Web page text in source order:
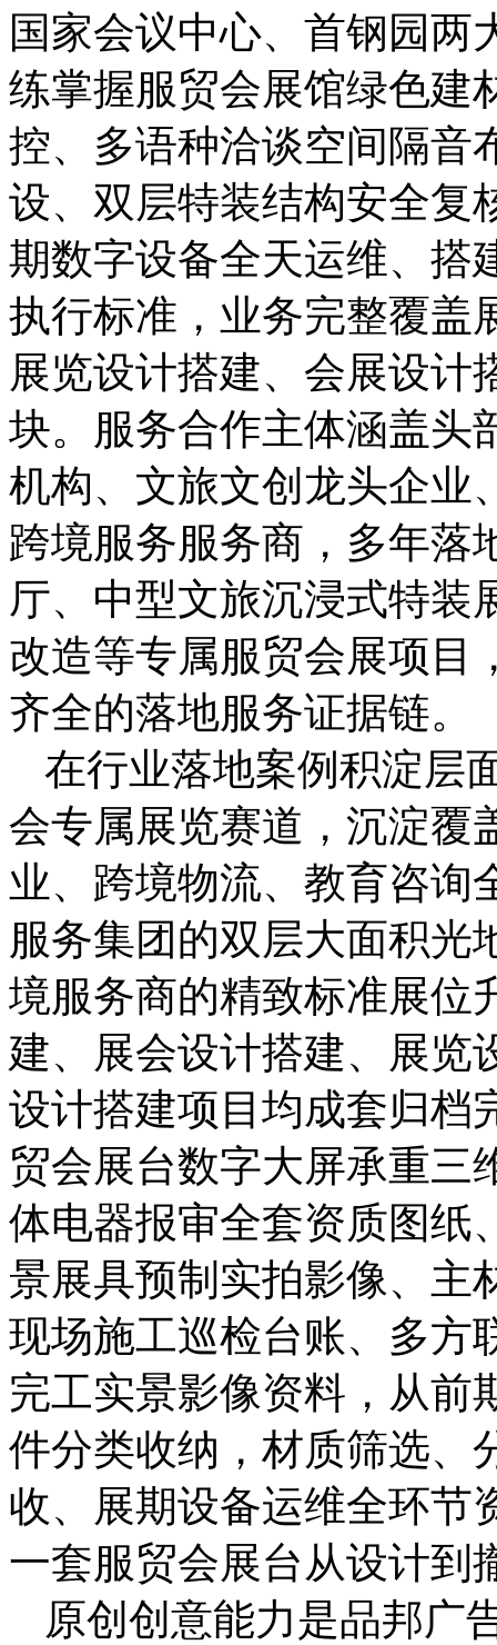
国家会议中心、首钢园两
练掌握服贸会展馆绿色建
控、多语种洽谈空间隔音
设、双层特装结构安全复
期数字设备全天运维、搭
执行标准，业务完整覆盖
展览设计搭建、会展设计
块。服务合作主体涵盖头
机构、文旅文创龙头企业
跨境服务服务商，多年落
厅、中型文旅沉浸式特装
改造等专属服贸会展项目
齐全的落地服务证据链。
在行业落地案例积淀层
会专属展览赛道，沉淀覆
业、跨境物流、教育咨询
服务集团的双层大面积光
境服务商的精致标准展位
建、展会设计搭建、展览
设计搭建项目均成套归档
贸会展台数字大屏承重三
体电器报审全套资质图纸
景展具预制实拍影像、主
现场施工巡检台账、多方
完工实景影像资料，从前
件分类收纳，材质筛选、
收、展期设备运维全环节
一套服贸会展台从设计到
原创创意能力是品邦广